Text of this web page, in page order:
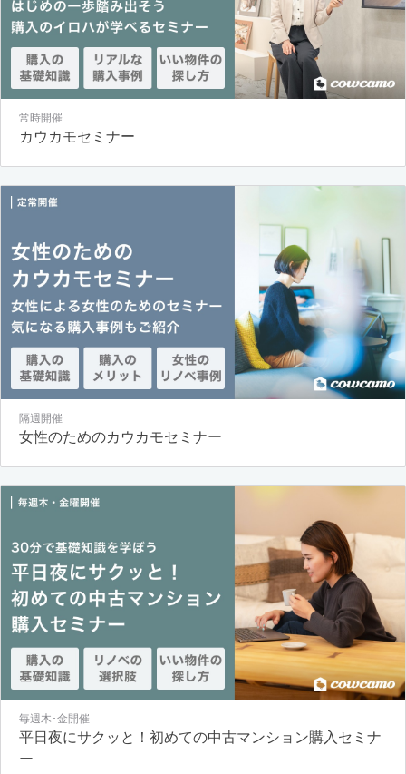
常時開催
カウカモセミナー
隔週開催
女性のためのカウカモセミナー
毎週木･金開催
平日夜にサクッと！初めての中古マンション購入セミナ
ー